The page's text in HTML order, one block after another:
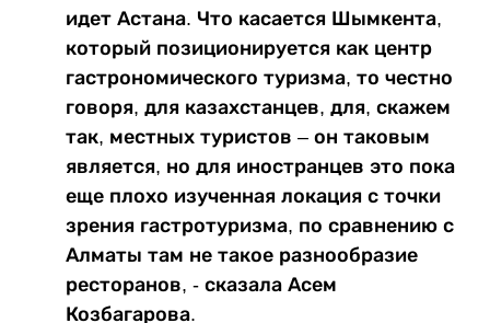
идет Астана. Что касается Шымкента,
который позиционируется как центр
гастрономического туризма, то честно
говоря, для казахстанцев, для, скажем
так, местных туристов – он таковым
является, но для иностранцев это пока
еще плохо изученная локация с точки
зрения гастротуризма, по сравнению с
Алматы там не такое разнообразие
ресторанов, - сказала Асем
Козбагарова.